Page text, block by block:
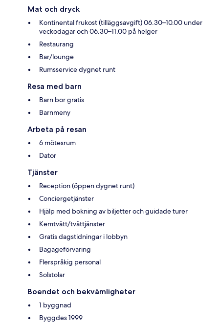
Mat och dryck
Kontinental frukost (tilläggsavgift) 06.30–10.00 under
veckodagar och 06.30–11.00 på helger
Restaurang
Bar/lounge
Rumsservice dygnet runt
Resa med barn
Barn bor gratis
Barnmeny
Arbeta på resan
6 mötesrum
Dator
Tjänster
Reception (öppen dygnet runt)
Conciergetjänster
Hjälp med bokning av biljetter och guidade turer
Kemtvätt/tvättjänster
Gratis dagstidningar i lobbyn
Bagageförvaring
Flerspråkig personal
Solstolar
Boendet och bekvämligheter
1 byggnad
Byggdes 1999